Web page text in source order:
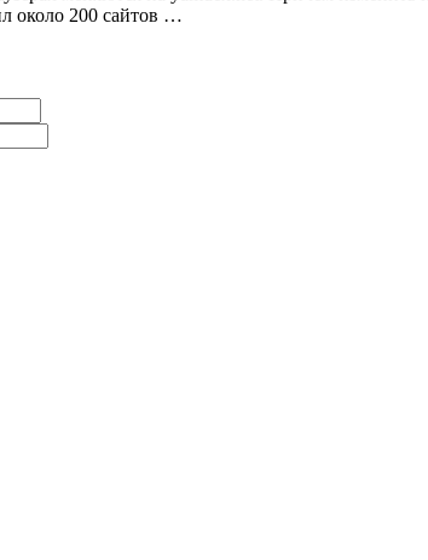
около 200 сайтов …